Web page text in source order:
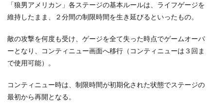
「狼男アメリカン」各ステージの基本ルールは、ライフゲージを
維持したまま、２分間の制限時間を生き延びるといったもの。
敵の攻撃を何度も受け、ゲージを全て失った時点でゲームオーバ
ーとなり、コンティニュー画面へ移行（コンティニューは３回ま
で使用可能）。
コンティニュー時は、制限時間が初期化された状態でステージの
最初から再開となる。